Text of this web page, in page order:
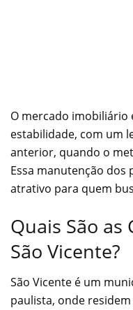
O mercado imobiliário
estabilidade, com um
anterior, quando o
Essa manutenção dos
atrativo para quem
Quais São as
São Vicente?
São Vicente é um
paulista, onde